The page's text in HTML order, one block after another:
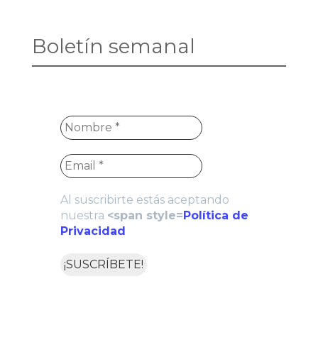
Boletín semanal
Al suscribirte estás aceptando
nuestra <span style=Política de
Privacidad